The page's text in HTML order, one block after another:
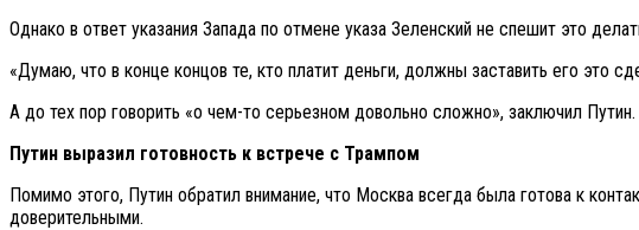
Однако в ответ указания Запада по отмене указа Зеленский не спешит это
«Думаю, что в конце концов те, кто платит деньги, должны заставить его это
А до тех пор говорить «о чем-то серьезном довольно сложно», заключил Путин.
Путин выразил готовность к встрече с Трампом
Помимо этого, Путин обратил внимание, что Москва всегда была готова к
доверительными.